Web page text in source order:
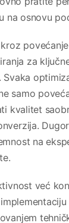
na osnovu
za
Svaka
samo
kvalitet
na
već